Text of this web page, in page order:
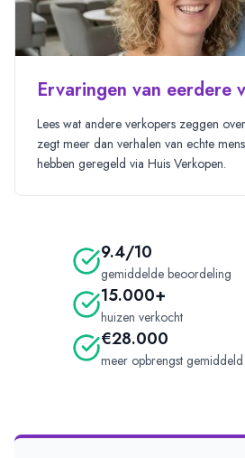
Ervaringen van eerdere
Lees wat andere verkopers zeggen
zegt meer dan verhalen van echte
hebben geregeld via Huis Verkopen.
9.4/10
gemiddelde beoordeling
15.000+
huizen verkocht
€28.000
meer opbrengst gemiddeld